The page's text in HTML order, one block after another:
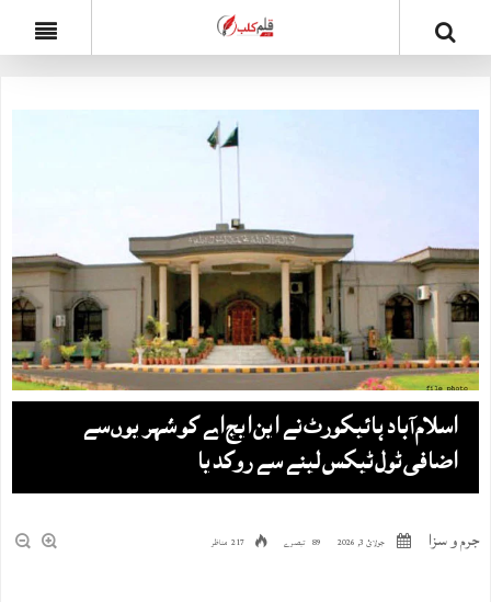
اسلام آباد ہائیکورٹ نے این ایچ اے کو شہریوں سے
اضافی ٹول ٹیکس لینے سے روکدیا
جرم و سزا جولائ 3, 2026 89 تبصرے 217 مناظر